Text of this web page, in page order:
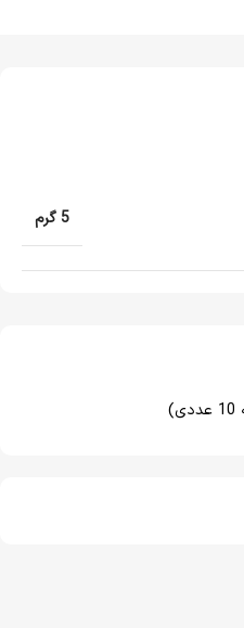
5 گرم